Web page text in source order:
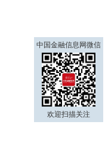
中国金融信息网微信
欢迎扫描关注